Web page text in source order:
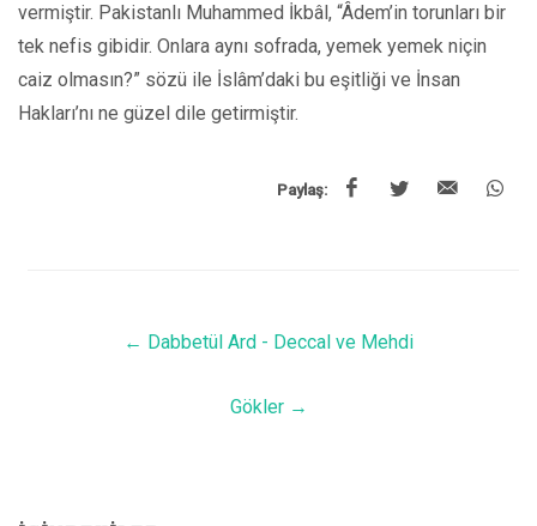
vermiştir. Pakistanlı Muhammed İkbâl, “Âdem’in torunları bir
tek nefis gibidir. Onlara aynı sofrada, yemek yemek niçin
caiz olmasın?” sözü ile İslâm’daki bu eşitliği ve İnsan
Hakları’nı ne güzel dile getirmiştir.
Paylaş:
← Dabbetül Ard - Deccal ve Mehdi
Gökler→